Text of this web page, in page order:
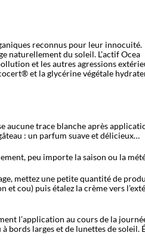
reconnus pour leur innocuité.
naturellement du soleil. L’actif Ocea
et les autres agressions
et la glycérine végétale
aucune trace blanche après
: un parfum suave et délicieux…
peu importe la saison ou la
mettez une petite quantité de
et cou) puis étalez la crème vers
l’application au cours de la
bords larges et de lunettes de soleil.